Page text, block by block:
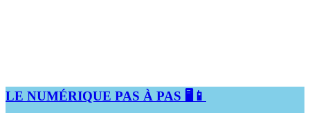
LE NUMÉRIQUE PAS À PAS 🖥️📱